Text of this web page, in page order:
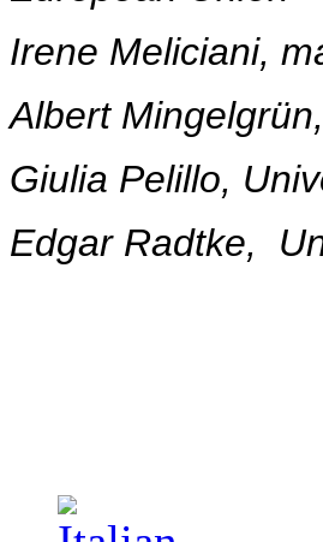
Irene Meliciani,
Albert
Giulia Pelillo,
Edgar Radtke,